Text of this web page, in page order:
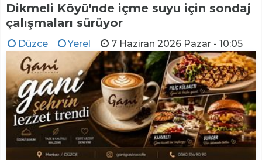
Dikmeli Köyü'nde içme suyu için sondaj
çalışmaları sürüyor
Düzce Yerel 7 Haziran 2026 Pazar - 10:05